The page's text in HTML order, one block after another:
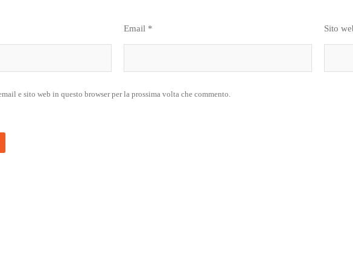
Email * Sito
e sito web in questo browser per la prossima volta che commento.